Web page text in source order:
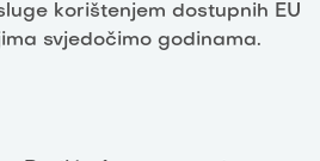
korištenjem dostupnih EU
svjedočimo godinama.